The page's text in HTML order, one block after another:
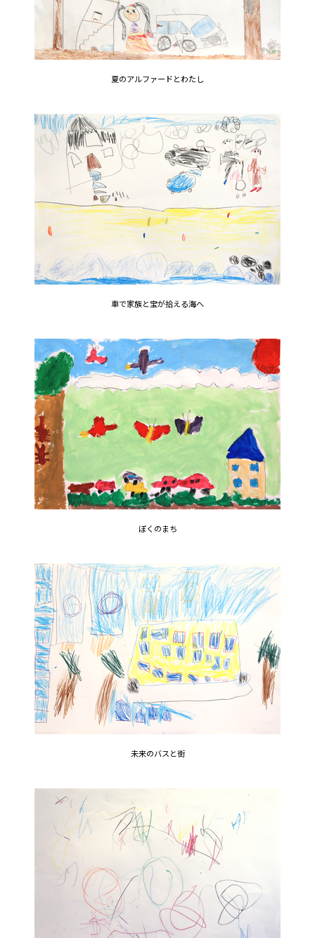
夏のアルファードとわたし
車で家族と宝が拾える海へ
ぼくのまち
未来のバスと街